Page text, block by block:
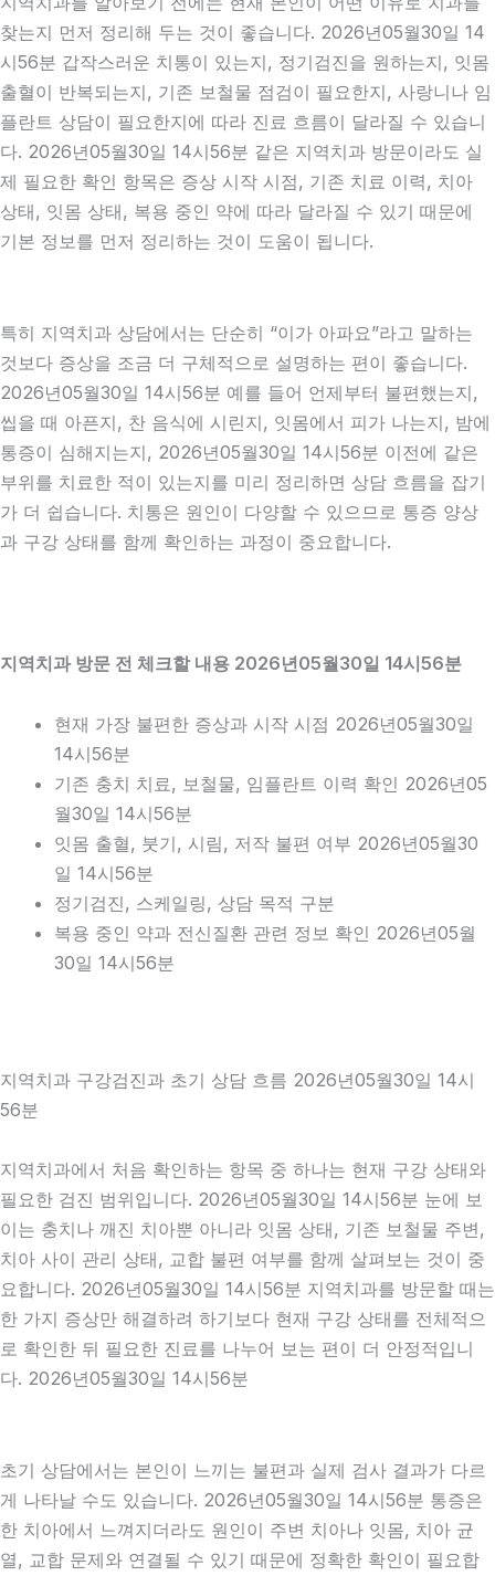
찾는지 먼저 정리해 두는 것이 좋습니다. 2026년05월30일 14
시56분 갑작스러운 치통이 있는지, 정기검진을 원하는지, 잇몸
출혈이 반복되는지, 기존 보철물 점검이 필요한지, 사랑니나 임
플란트 상담이 필요한지에 따라 진료 흐름이 달라질 수 있습니
다. 2026년05월30일 14시56분 같은 지역치과 방문이라도 실
제 필요한 확인 항목은 증상 시작 시점, 기존 치료 이력, 치아
상태, 잇몸 상태, 복용 중인 약에 따라 달라질 수 있기 때문에
기본 정보를 먼저 정리하는 것이 도움이 됩니다.
특히 지역치과 상담에서는 단순히 “이가 아파요”라고 말하는
것보다 증상을 조금 더 구체적으로 설명하는 편이 좋습니다.
2026년05월30일 14시56분 예를 들어 언제부터 불편했는지,
씹을 때 아픈지, 찬 음식에 시린지, 잇몸에서 피가 나는지, 밤에
통증이 심해지는지, 2026년05월30일 14시56분 이전에 같은
부위를 치료한 적이 있는지를 미리 정리하면 상담 흐름을 잡기
가 더 쉽습니다. 치통은 원인이 다양할 수 있으므로 통증 양상
과 구강 상태를 함께 확인하는 과정이 중요합니다.
지역치과 방문 전 체크할 내용 2026년05월30일 14시56분
현재 가장 불편한 증상과 시작 시점 2026년05월30일
14시56분
기존 충치 치료, 보철물, 임플란트 이력 확인 2026년05
월30일 14시56분
잇몸 출혈, 붓기, 시림, 저작 불편 여부 2026년05월30
일 14시56분
정기검진, 스케일링, 상담 목적 구분
복용 중인 약과 전신질환 관련 정보 확인 2026년05월
30일 14시56분
지역치과 구강검진과 초기 상담 흐름 2026년05월30일 14시
56분
지역치과에서 처음 확인하는 항목 중 하나는 현재 구강 상태와
필요한 검진 범위입니다. 2026년05월30일 14시56분 눈에 보
이는 충치나 깨진 치아뿐 아니라 잇몸 상태, 기존 보철물 주변,
치아 사이 관리 상태, 교합 불편 여부를 함께 살펴보는 것이 중
요합니다. 2026년05월30일 14시56분 지역치과를 방문할 때는
한 가지 증상만 해결하려 하기보다 현재 구강 상태를 전체적으
로 확인한 뒤 필요한 진료를 나누어 보는 편이 더 안정적입니
다. 2026년05월30일 14시56분
초기 상담에서는 본인이 느끼는 불편과 실제 검사 결과가 다르
게 나타날 수도 있습니다. 2026년05월30일 14시56분 통증은
한 치아에서 느껴지더라도 원인이 주변 치아나 잇몸, 치아 균
열, 교합 문제와 연결될 수 있기 때문에 정확한 확인이 필요합